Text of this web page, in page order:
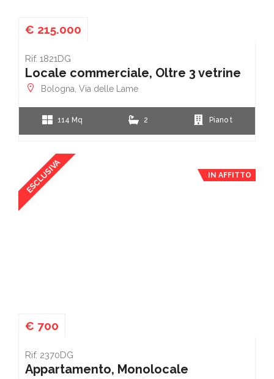
€ 215.000
Rif. 1821DG
Locale commerciale, Oltre 3 vetrine
Bologna, Via delle Lame
114 Mq 2 Piano t
ESCLUSIVA IN AFFITTO
€ 700
Rif. 2370DG
Appartamento, Monolocale